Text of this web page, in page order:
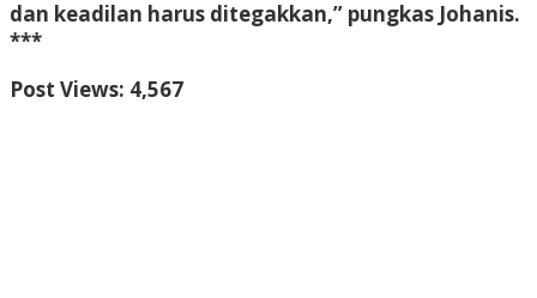
dan keadilan harus ditegakkan,” pungkas Johanis.
***
Post Views: 4,567